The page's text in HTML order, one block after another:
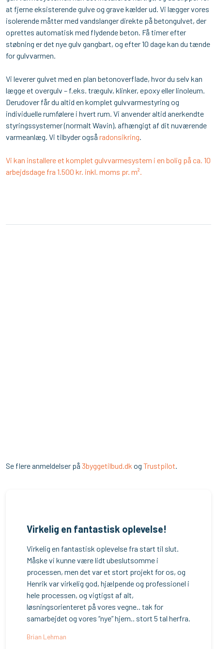
at fjerne eksisterende gulve og grave kælder ud. Vi lægger vores
isolerende måtter med vandslanger direkte på betongulvet, der
oprettes automatisk med flydende beton. Få timer efter
støbning er det nye gulv gangbart, og efter 10 dage kan du tænde
for gulvvarmen.
Vi leverer gulvet med en plan betonoverflade, hvor du selv kan
lægge et overgulv – f.eks. trægulv, klinker, epoxy eller linoleum.
Derudover får du altid en komplet gulvvarmestyring og
individuelle rumfølere i hvert rum. Vi anvender altid anerkendte
styringssystemer (normalt Wavin), afhængigt af dit nuværende
varmeanlæg. Vi tilbyder ogsåradonsikring.
Vi kan installere et komplet gulvvarmesystem i en bolig på ca. 10
arbejdsdage fra 1.500 kr. inkl. moms pr. m².
Se flere anmeldelser på3byggetilbud.dk ogTrustpilot.​
Virkelig en fantastisk opl​evelse!
Virkelig en fantastisk oplevelse fra start til slut.
Måske vi kunne være lidt ubeslutsomme i
processen, men det var et stort projekt for os, og
Henrik var virkelig god, hjælpende og professionel i
hele processen, og vigtigst af alt,
løsningsorienteret på vores vegne.. tak for
samarbejdet og vores “nye” hjem.. stort 5 tal herfra.
Brian Lehman